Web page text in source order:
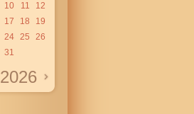
10 11
12
17 18
19
24 25
26
31
2026